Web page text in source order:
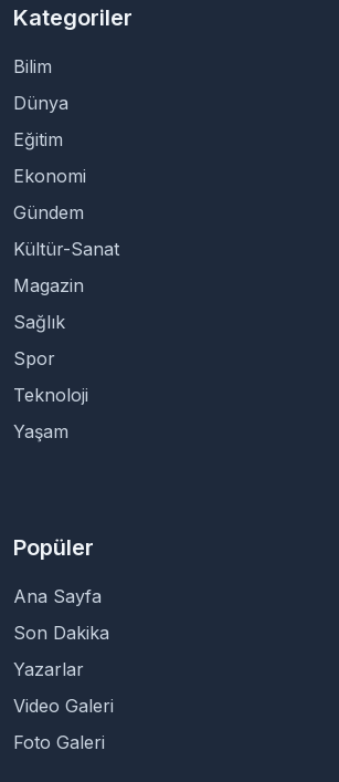
Kategoriler
Bilim
Dünya
Eğitim
Ekonomi
Gündem
Kültür-Sanat
Magazin
Sağlık
Spor
Teknoloji
Yaşam
Popüler
Ana Sayfa
Son Dakika
Yazarlar
Video Galeri
Foto Galeri